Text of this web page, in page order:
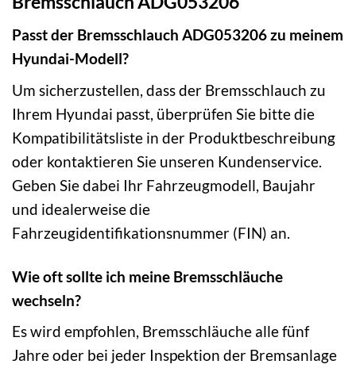
Passt der Bremsschlauch ADG053206 zu meinem
Hyundai-Modell?
Um sicherzustellen, dass der Bremsschlauch zu
Ihrem Hyundai passt, überprüfen Sie bitte die
Kompatibilitätsliste in der Produktbeschreibung
oder kontaktieren Sie unseren Kundenservice.
Geben Sie dabei Ihr Fahrzeugmodell, Baujahr
und idealerweise die
Fahrzeugidentifikationsnummer (FIN) an.
Wie oft sollte ich meine Bremsschläuche
wechseln?
Es wird empfohlen, Bremsschläuche alle fünf
Jahre oder bei jeder Inspektion der Bremsanlage